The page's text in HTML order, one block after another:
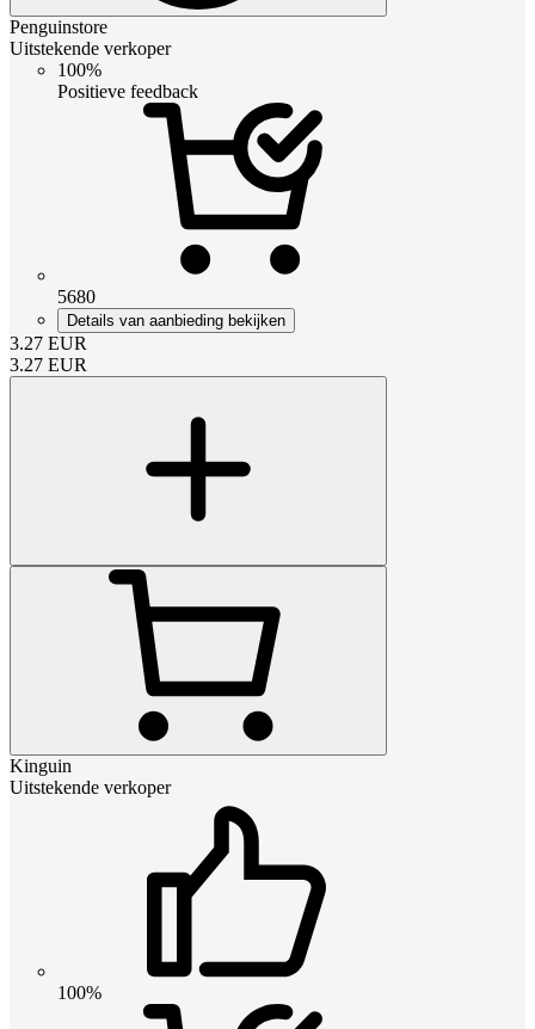
Penguinstore
Uitstekende verkoper
100%
Positieve feedback
5680
Details van aanbieding bekijken
3.27 EUR
3.27 EUR
Kinguin
Uitstekende verkoper
100%